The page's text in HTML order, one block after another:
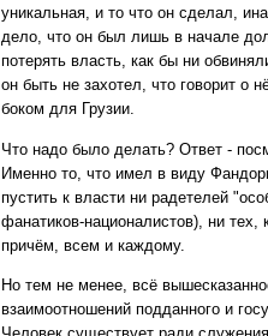
уникальная, и то что он сделал,
дело, что он был лишь в начале
потерять власть, как бы ни
он быть не захотел, что говорит о
боком для Грузии.
Что надо было делать? Ответ -
Именно то, что имел в виду
пустить к власти ни радетелей
фанатиков-националистов), ни тех,
причём, всем и каждому.
Но тем не менее, всё
взаимоотношений подданного и